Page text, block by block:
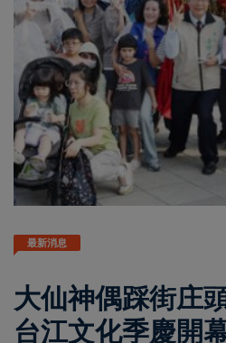
最新消息
大仙神偶踩街庄
台江文化季慶開